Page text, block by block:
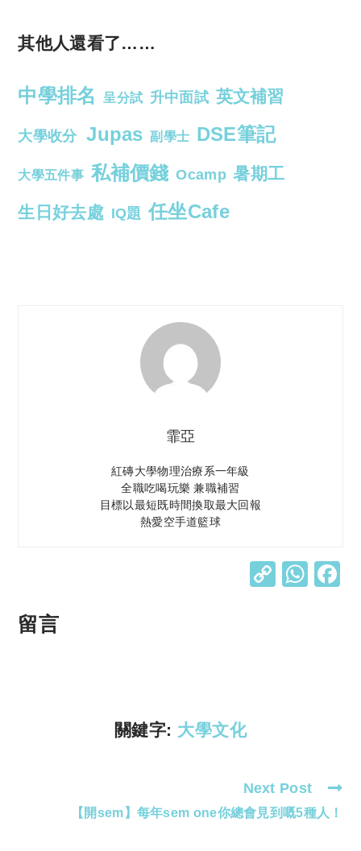
其他人還看了……
中學排名 呈分試 升中面試 英文補習
大學收分 Jupas 副學士 DSE筆記
大學五件事 私補價錢 Ocamp 暑期工
生日好去處 IQ題 任坐Cafe
霏亞
紅磚大學物理治療系一年級
全職吃喝玩樂 兼職補習
目標以最短既時間換取最大回報
熱愛空手道籃球
C W
留言
關鍵字: 大學文化
Next Post
【開sem】每年sem one你總會見到嘅5種人！